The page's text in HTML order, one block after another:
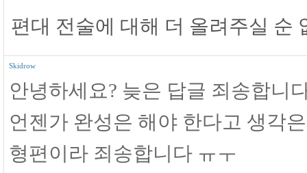
편대 전술에 대해 더 올려주실 순
Skidrow
안녕하세요? 늦은 답글 죄송합니
언젠가 완성은 해야 한다고 생각
형편이라 죄송합니다 ㅠㅜ